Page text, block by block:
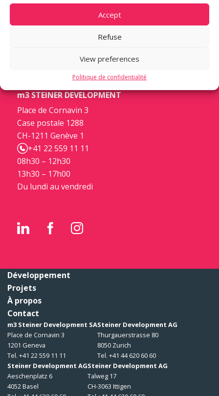
Accept
Refuse
View preferences
Politique de confidentialité
-> En savoir davantage sur m3 IMMOBILIER
m3 STEINER DEVELOPMENT
Place de Cornavin 3
Case postale 1288
CH-1211 Genève 1
+41 22 559 11 11
08h30 – 12h30
13h30 – 17h00
Du lundi au vendredi
Développement
Projets
À propos
Contact
m3 Steiner Development SA
Place de Cornavin 3
1201 Geneva
Tel. +41 22 559 11 11
Steiner Development AG
Thurgauerstrasse 80
8050 Zurich
Tel. +41 44 620 60 60
Steiner Development AG
Aeschenplatz 6
4052 Basel
Steiner Development AG
Talweg 17
CH-3063 Ittigen